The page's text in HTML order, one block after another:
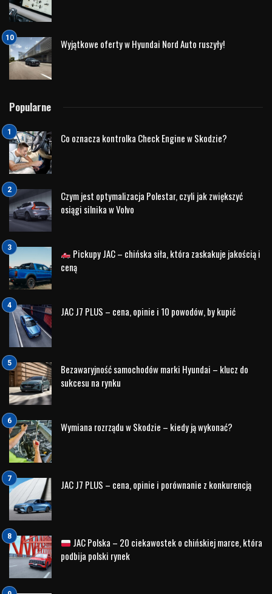
Hyundai Tucson – elegancja i funkcjonalność
Hyundai Tucson
elegancję, funkcjonalność i zaawansowane technologie.
Jego dynamiczna sylwetka przyciąga wzrok, a przestronne
wnętrze oferuje komfort zarówno dla kierowcy, jak i
pasażerów. Tucson wyposażony jest w najnowsze systemy
multimedialne oraz bezpieczeństwa. Dzięki temu jest on go
idealnym wyborem dla rodzin oraz osób, które cenią sobie
komfort i nowoczesność na najwyższym poziomie. Na
stoisku Hyundai Nord Auto będzie można z bliska przyjrzeć
się wszystkim detalom tego modelu i dowiedzieć się
więcej o jego możliwościach.
Hyundai IONIQ 5 – rewolucja w mobilności
elektrycznej
Hyundai IONIQ 5